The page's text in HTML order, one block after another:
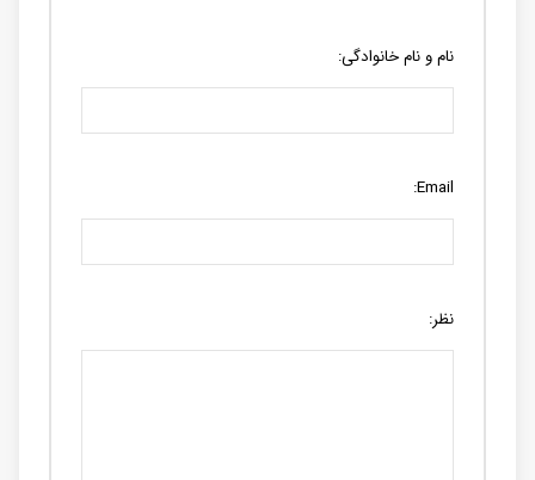
نام و نام خانوادگی:
Email:
نظر: